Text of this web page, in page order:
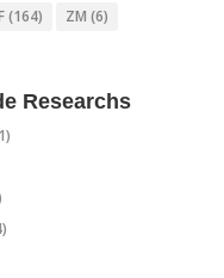
(164) ZM (6)
Researchs